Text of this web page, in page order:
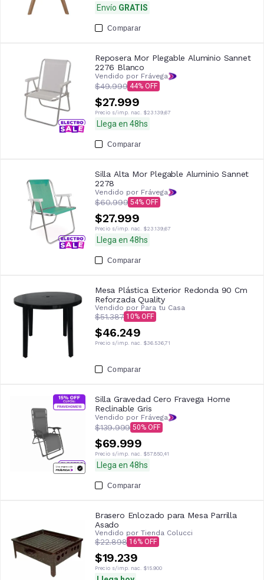
Envío GRATIS
Comparar
Reposera Mor Plegable Aluminio Sannet
2276 Blanco
Vendido por Frávega
$49.999 44
$27.999
Precio s/imp. nac. $23.139,67
Llega en 48hs
Comparar
Silla Alta Mor Plegable Aluminio Sannet
2278
Vendido por Frávega
$60.999 54
$27.999
Precio s/imp. nac. $23.139,67
Llega en 48hs
Comparar
Mesa Plástica Exterior Redonda 90 Cm
Reforzada Quality
Vendido por Para tu Casa
$51.387 10
$46.249
Precio s/imp. nac. $36.536,71
Comparar
Silla Gravedad Cero Fravega Home
Reclinable Gris
Vendido por Frávega
$139.999 50
$69.999
Precio s/imp. nac. $57.850,41
Llega en 48hs
Comparar
Brasero Enlozado para Mesa Parrilla
Asado
Vendido por Tienda Colucci
$22.898 16
$19.239
Precio s/imp. nac. $15.900